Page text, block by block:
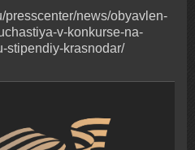
presscenter/news/obyavlen-
v-konkurse-na-
stipendiy-krasnodar/